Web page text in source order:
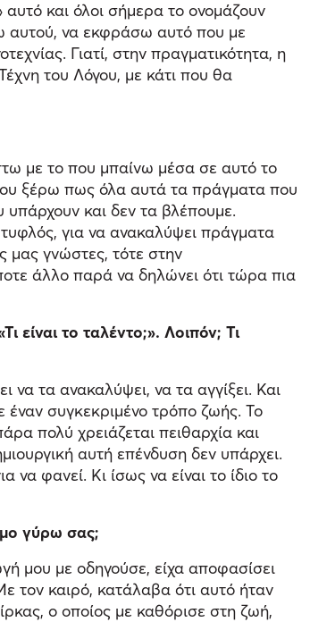
και όλοι σήμερα το ονομάζουν
αυτού, να εκφράσω αυτό που με
Γιατί, στην πραγματικότητα, η
του Λόγου, με κάτι που θα
με το που μπαίνω μέσα σε αυτό το
ξέρω πως όλα αυτά τα πράγματα που
και δεν τα βλέπουμε.
για να ανακαλύψει πράγματα
μας γνώστες, τότε στην
άλλο παρά να δηλώνει ότι τώρα πια
είναι το ταλέντο;». Λοιπόν; Τι
να τα ανακαλύψει, να τα αγγίξει. Και
έναν συγκεκριμένο τρόπο ζωής. Το
πολύ χρειάζεται πειθαρχία και
αυτή επένδυση δεν υπάρχει.
φανεί. Κι ίσως να είναι το ίδιο το
γύρω σας;
μου με οδηγούσε, είχα αποφασίσει
τον καιρό, κατάλαβα ότι αυτό ήταν
ο οποίος με καθόρισε στη ζωή,